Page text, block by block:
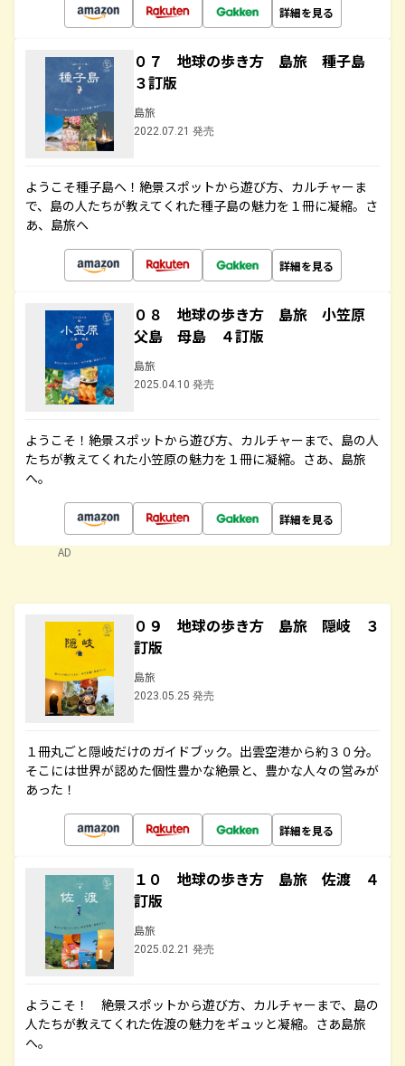
詳細を見る
０７ 地球の歩き方 島旅 種子島
３訂版
島旅
2022.07.21 発売
ようこそ種子島へ！絶景スポットから遊び方、カルチャーま
で、島の人たちが教えてくれた種子島の魅力を１冊に凝縮。さ
あ、島旅へ
詳細を見る
０８ 地球の歩き方 島旅 小笠原
父島 母島 ４訂版
島旅
2025.04.10 発売
ようこそ！絶景スポットから遊び方、カルチャーまで、島の人
たちが教えてくれた小笠原の魅力を１冊に凝縮。さあ、島旅
へ。
詳細を見る
AD
０９ 地球の歩き方 島旅 隠岐 ３
訂版
島旅
2023.05.25 発売
１冊丸ごと隠岐だけのガイドブック。出雲空港から約３０分。
そこには世界が認めた個性豊かな絶景と、豊かな人々の営みが
あった！
詳細を見る
１０ 地球の歩き方 島旅 佐渡 ４
訂版
島旅
2025.02.21 発売
ようこそ！ 絶景スポットから遊び方、カルチャーまで、島の
人たちが教えてくれた佐渡の魅力をギュッと凝縮。さあ島旅
へ。